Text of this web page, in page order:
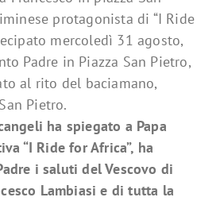
protagonista di “I Ride
mercoledì 31 agosto,
Padre in Piazza San Pietro,
al rito del baciamano,
Pietro.
ha spiegato a Papa
“I Ride for Africa”, ha
i saluti del Vescovo di
Lambiasi e di tutta la